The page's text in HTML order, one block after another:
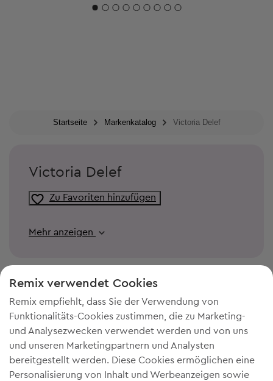
Startseite Markenkatalog Victoria Delef
Victoria Delef
Zu Favoriten hinzufügen
Mehr anzeigen
Remix verwendet Cookies
Remix empfiehlt, dass Sie der Verwendung von
Funktionalitäts-Cookies zustimmen, die zu Marketing-
und Analysezwecken verwendet werden und von uns
und unseren Marketingpartnern und Analysten
bereitgestellt werden. Diese Cookies ermöglichen eine
Personalisierung von Inhalt und Werbeanzeigen sowie